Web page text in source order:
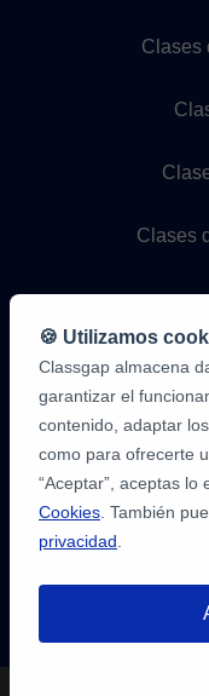
min. para encontrar
Clases
Clases
🍪 Utilizamos
Classgap almacena
garantizar el
contenido, adaptar
como para ofrecerte
“Aceptar”, aceptas lo
Cookies . También
privacidad